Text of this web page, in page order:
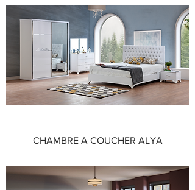
CHAMBRE A COUCHER ALYA